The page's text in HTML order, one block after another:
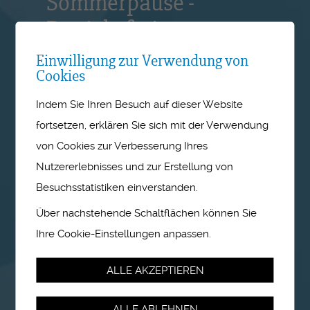
Betriebsferien vom 27.
Juli bis 14. August 2026
Die Geschäftsstelle bleibt vom 27.
geschlossen. Wir freuen uns, Ihre
Anfragen ab den 17. August
wieder in Empfang zu nehmen
und wünschen Ihnen eine schöne
Einwilligung zur Verwendung von
Cookies
Indem Sie Ihren Besuch auf dieser Website
fortsetzen, erklären Sie sich mit der Verwendung
von Cookies zur Verbesserung Ihres
Nutzererlebnisses und zur Erstellung von
Besuchsstatistiken einverstanden.
Über nachstehende Schaltflächen können Sie
Ihre Cookie-Einstellungen anpassen.
ALLE AKZEPTIEREN